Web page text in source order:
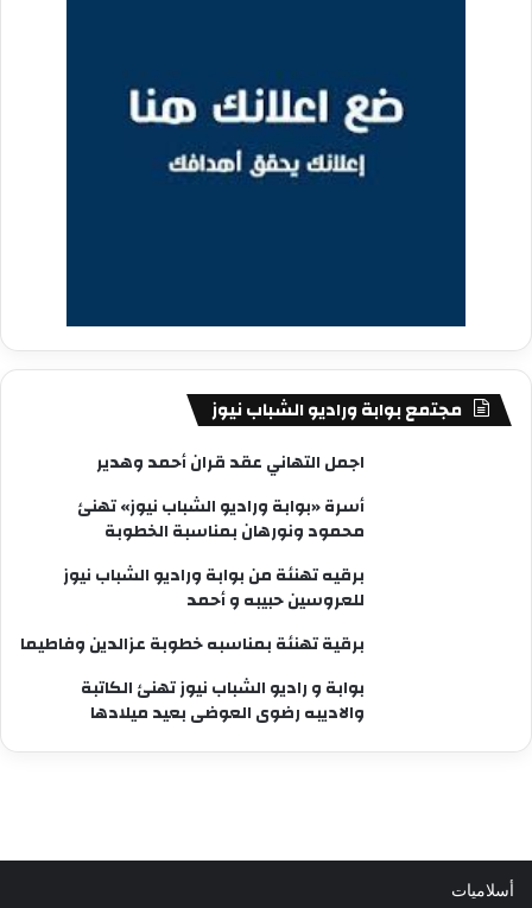
مجتمع بوابة وراديو الشباب نيوز
اجمل التهاني عقد قران أحمد وهدير
أسرة «بوابة وراديو الشباب نيوز» تهنئ
محمود ونورهان بمناسبة الخطوبة
برقيه تهنئة من بوابة وراديو الشباب نيوز
للعروسين حبيبه و أحمد
برقية تهنئة بمناسبه خطوبة عزالدين وفاطيما
بوابة و راديو الشباب نيوز تهنئ الكاتبة
والاديبه رضوى العوضى بعيد ميلادها
أسلاميات